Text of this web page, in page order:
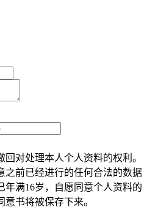
对处理本人个人资料的权利。
之前已经进行的任何合法的数据
年满16岁，自愿同意个人资料的
书将被保存下来。